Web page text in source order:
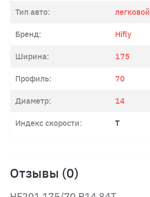
Тип авто: легковой
Бренд: Hifly
Ширина: 175
Профиль: 70
Диаметр: 14
Индекс скорости: T
Отзывы (0)